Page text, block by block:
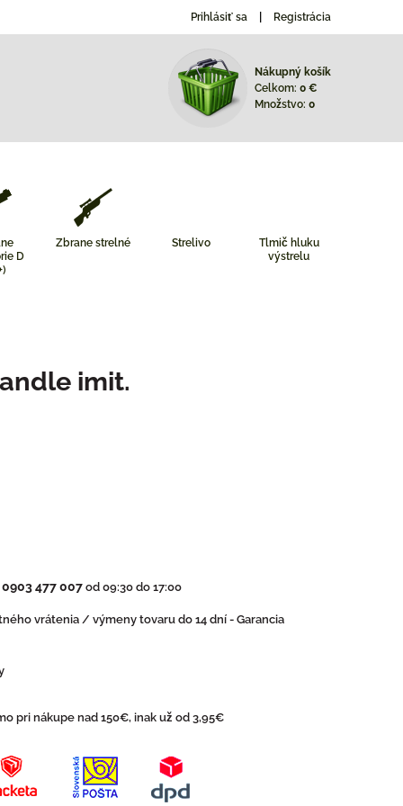
Prihlásiť sa Registrácia
Nákupný košík
Celkom: 0 €
Množstvo: 0
D
Zbrane strelné Strelivo
Tlmič hluku
výstrelu
imit.
0903 477 007 od 09:30 do 17:00
vrátenia / výmeny tovaru do 14 dní - Garancia
pri nákupe nad 150€, inak už od 3,95€